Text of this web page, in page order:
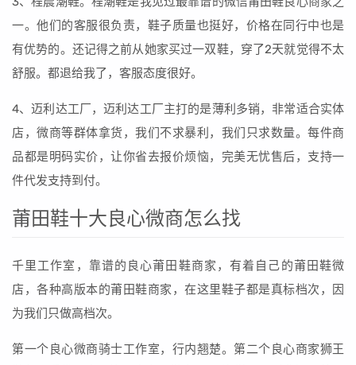
一。他们的客服很负责，鞋子质量也挺好，价格在同行中也是
有优势的。还记得之前从她家买过一双鞋，穿了2天就觉得不太
舒服。都退给我了，客服态度很好。
4、迈利达工厂，迈利达工厂主打的是薄利多销，非常适合实体
店，微商等群体拿货，我们不求暴利，我们只求数量。每件商
品都是明码实价，让你省去报价烦恼，完美无忧售后，支持一
件代发支持到付。
莆田鞋十大良心微商怎么找
千里工作室，靠谱的良心莆田鞋商家，有着自己的莆田鞋微
店，各种高版本的莆田鞋商家，在这里鞋子都是真标档次，因
为我们只做高档次。
第一个良心微商骑士工作室，行内翘楚。第二个良心商家狮王